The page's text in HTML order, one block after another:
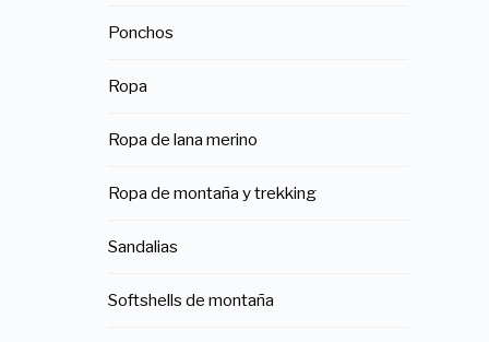
Ponchos
Ropa
Ropa de lana merino
Ropa de montaña y trekking
Sandalias
Softshells de montaña